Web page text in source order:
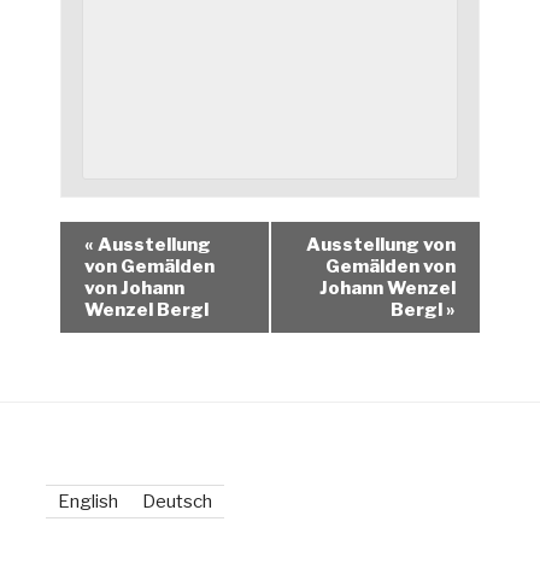
« Ausstellung
von Gemälden
von Johann
Wenzel Bergl
Ausstellung von
Gemälden von
Johann Wenzel
Bergl »
English Deutsch